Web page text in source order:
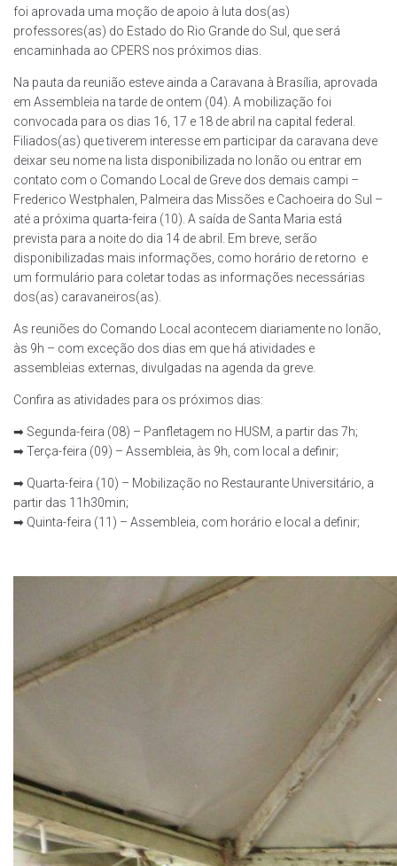
foi aprovada uma moção de apoio à luta dos(as)
professores(as) do Estado do Rio Grande do Sul, que será
encaminhada ao CPERS nos próximos dias.
Na pauta da reunião esteve ainda a Caravana à Brasília, aprovada
em Assembleia na tarde de ontem (04). A mobilização foi
convocada para os dias 16, 17 e 18 de abril na capital federal.
Filiados(as) que tiverem interesse em participar da caravana deve
deixar seu nome na lista disponibilizada no lonão ou entrar em
contato com o Comando Local de Greve dos demais campi –
Frederico Westphalen, Palmeira das Missões e Cachoeira do Sul –
até a próxima quarta-feira (10). A saída de Santa Maria está
prevista para a noite do dia 14 de abril. Em breve, serão
disponibilizadas mais informações, como horário de retorno e
um formulário para coletar todas as informações necessárias
dos(as) caravaneiros(as).
As reuniões do Comando Local acontecem diariamente no lonão,
às 9h – com exceção dos dias em que há atividades e
assembleias externas, divulgadas na agenda da greve.
Confira as atividades para os próximos dias:
➡ Segunda-feira (08) – Panfletagem no HUSM, a partir das 7h;
➡ Terça-feira (09) – Assembleia, às 9h, com local a definir;
➡ Quarta-feira (10) – Mobilização no Restaurante Universitário, a
partir das 11h30min;
➡ Quinta-feira (11) – Assembleia, com horário e local a definir;